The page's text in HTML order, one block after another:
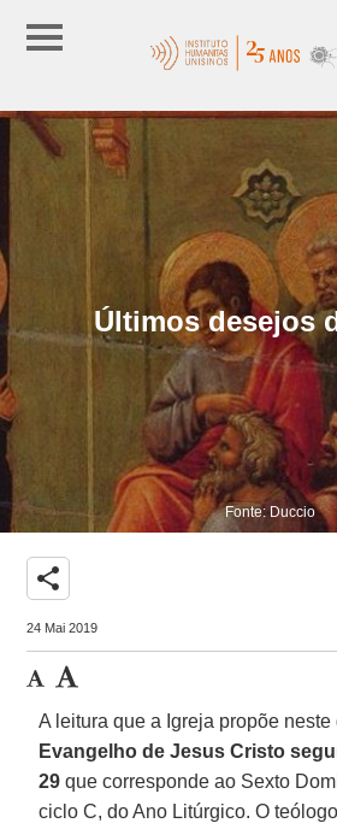
Últimos desejos
Fonte: Duccio
share
24 Mai 2019
A leitura que a Igreja propõe
Evangelho de Jesus Cristo
29 que corresponde ao Sexto
ciclo C, do Ano Litúrgico. O